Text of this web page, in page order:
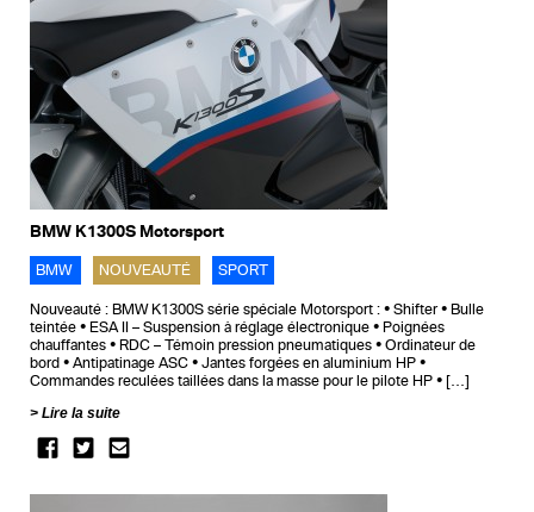
BMW K1300S Motorsport
BMW NOUVEAUTÉ SPORT
Nouveauté : BMW K1300S série spéciale Motorsport : • Shifter • Bulle
teintée • ESA II – Suspension à réglage électronique • Poignées
chauffantes • RDC – Témoin pression pneumatiques • Ordinateur de
bord • Antipatinage ASC • Jantes forgées en aluminium HP •
Commandes reculées taillées dans la masse pour le pilote HP • […]
Lire la suite